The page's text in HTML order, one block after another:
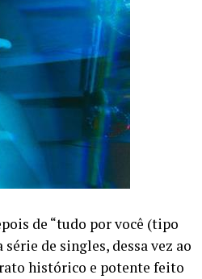
de “tudo por você (tipo
série de singles, dessa vez ao
histórico e potente feito